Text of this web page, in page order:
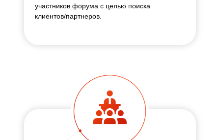
участников форума с целью поиска
клиентов/партнеров.